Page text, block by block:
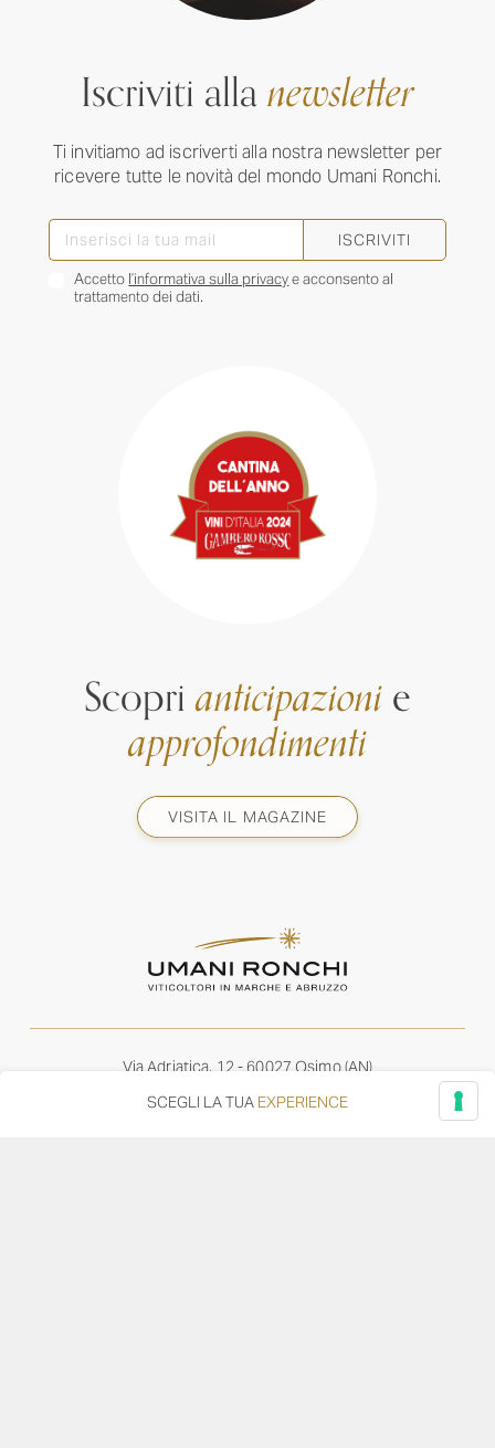
Iscriviti allanewsletter
Ti invitiamo ad iscriverti alla nostra newsletter per
ricevere tutte le novità del mondo Umani Ronchi.
ISCRIVITI
Accetto l’informativa sulla privacye acconsento al
trattamento dei dati.
Scoprianticipazionie
approfondimenti
VISITA IL MAGAZINE
Via Adriatica, 12 - 60027 Osimo (AN)
wine@umanironchi.it
SCEGLI LA TUA EXPERIENCE